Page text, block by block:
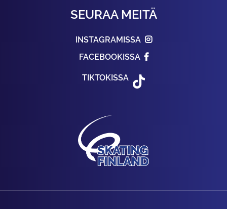
SEURAA MEITÄ
INSTAGRAMISSA
FACEBOOKISSA
TIKTOKISSA